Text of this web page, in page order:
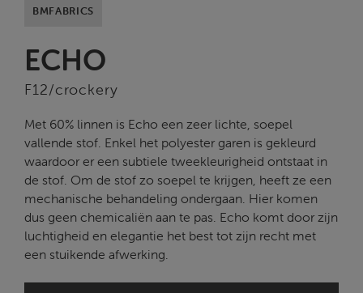
BMFABRICS
ECHO
F12/crockery
Met 60% linnen is Echo een zeer lichte, soepel
vallende stof. Enkel het polyester garen is gekleurd
waardoor er een subtiele tweekleurigheid ontstaat in
de stof. Om de stof zo soepel te krijgen, heeft ze een
mechanische behandeling ondergaan. Hier komen
dus geen chemicaliën aan te pas. Echo komt door zijn
luchtigheid en elegantie het best tot zijn recht met
een stuikende afwerking.